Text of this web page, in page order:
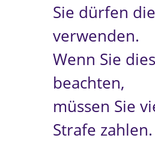
Sie dürfen
verwenden.
Wenn Sie
beachten,
müssen Sie
Strafe zahlen.